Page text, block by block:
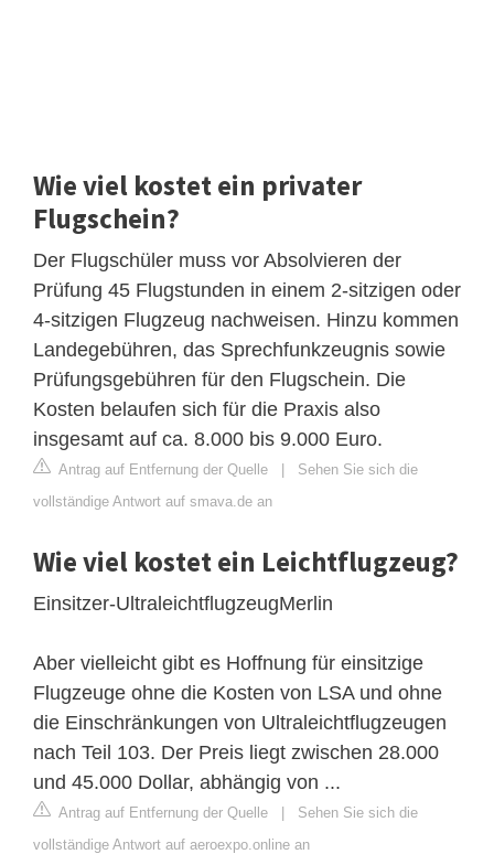
Wie viel kostet ein privater
Flugschein?
Der Flugschüler muss vor Absolvieren der
Prüfung 45 Flugstunden in einem 2-sitzigen oder
4-sitzigen Flugzeug nachweisen. Hinzu kommen
Landegebühren, das Sprechfunkzeugnis sowie
Prüfungsgebühren für den Flugschein. Die
Kosten belaufen sich für die Praxis also
insgesamt auf ca. 8.000 bis 9.000 Euro.
Antrag auf Entfernung der Quelle | Sehen Sie sich die
vollständige Antwort auf smava.de an
Wie viel kostet ein Leichtflugzeug?
Einsitzer-UltraleichtflugzeugMerlin
Aber vielleicht gibt es Hoffnung für einsitzige
Flugzeuge ohne die Kosten von LSA und ohne
die Einschränkungen von Ultraleichtflugzeugen
nach Teil 103. Der Preis liegt zwischen 28.000
und 45.000 Dollar, abhängig von ...
Antrag auf Entfernung der Quelle | Sehen Sie sich die
vollständige Antwort auf aeroexpo.online an